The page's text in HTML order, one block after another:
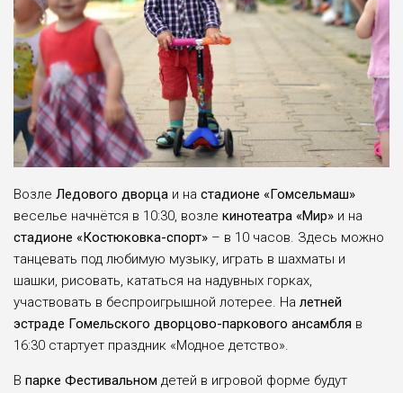
Возле Ледового дворца и на стадионе «Гомсельмаш»
веселье начнётся в 10:30, возле кинотеатра «Мир» и на
стадионе «Костюковка-спорт» – в 10 часов. Здесь можно
танцевать под любимую музыку, играть в шахматы и
шашки, рисовать, кататься на надувных горках,
участвовать в беспроигрышной лотерее. На летней
эстраде Гомельского дворцово-паркового ансамбля в
16:30 стартует праздник «Модное детство».
В парке Фестивальном детей в игровой форме будут